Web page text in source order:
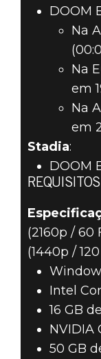
DOOM
Na
Na
em
Na
em
Stadia:
DOOM
REQUISITOS
(2160p / 60
(1440p /
Intel
16 GB
NVIDIA
50 GB